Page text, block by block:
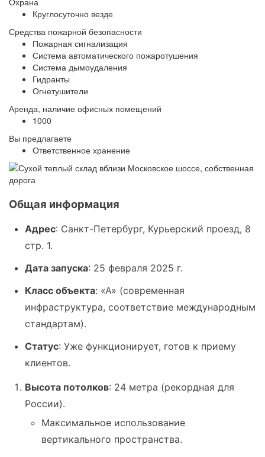
Круглосуточно везде
Средства пожарной безопасности
Пожарная сигнализация
Система автоматического пожаротушения
Система дымоудаления
Гидранты
Огнетушители
Аренда, наличие офисных помещений
1000
Вы предлагаете
Ответственное хранение
Общая информация
Адрес: Санкт-Петербург, Курьерский проезд, 8
стр. 1.
Дата запуска: 25 февраля 2025 г.
Класс объекта: «А» (современная
инфраструктура, соответствие международным
стандартам).
Статус: Уже функционирует, готов к приему
клиентов.
Высота потолков: 24 метра (рекордная для
России).
Максимальное использование
вертикального пространства.